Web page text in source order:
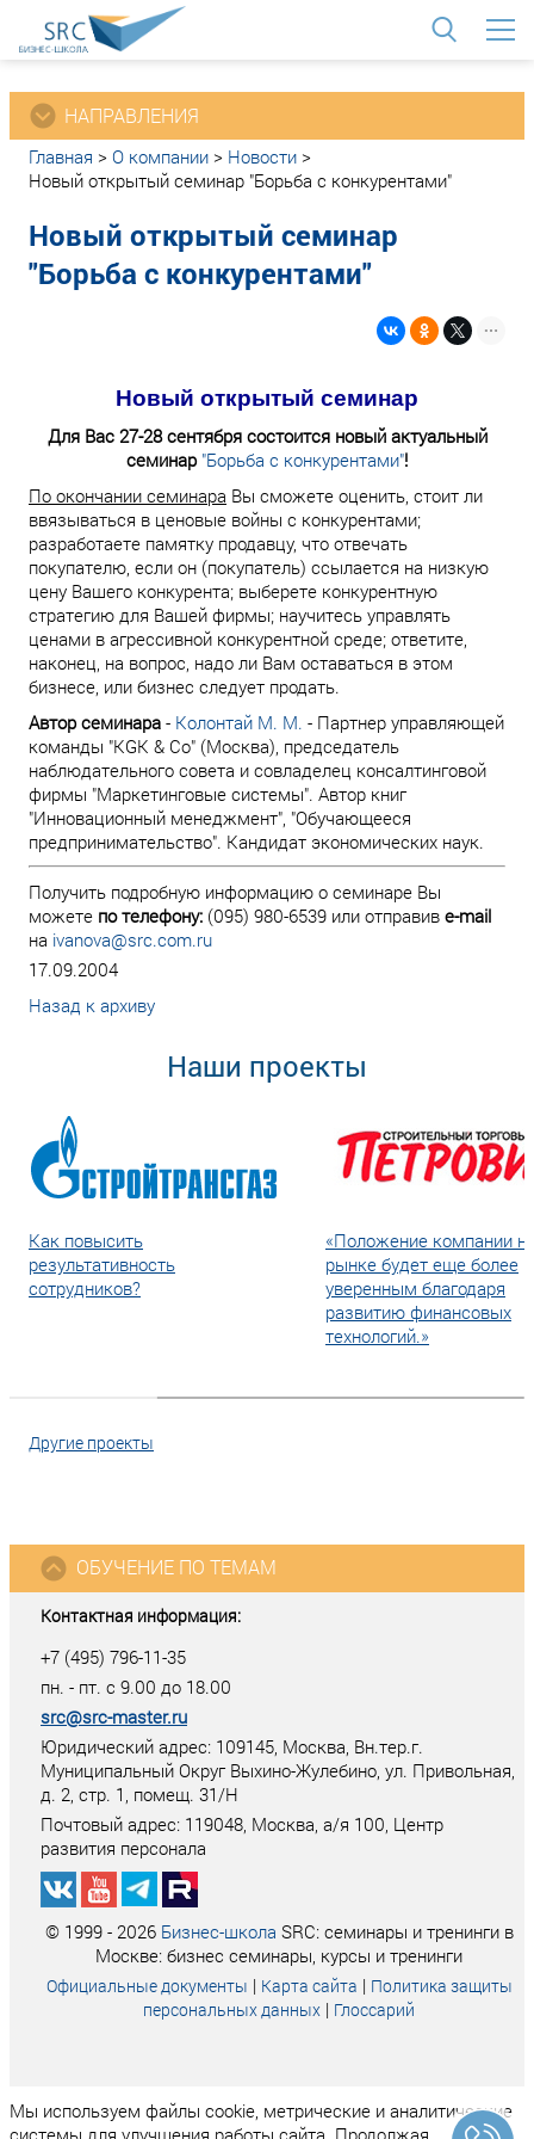
НАПРАВЛЕНИЯ
Главная > О компании > Новости >
Новый открытый семинар "Борьба с конкурентами"
Новый открытый семинар
"Борьба с конкурентами"
Новый открытый семинар
Для Вас 27-28 сентября состоится новый актуальный
семинар "Борьба с конкурентами"!
По окончании семинара Вы сможете оценить, стоит ли
ввязываться в ценовые войны с конкурентами;
разработаете памятку продавцу, что отвечать
покупателю, если он (покупатель) ссылается на низкую
цену Вашего конкурента; выберете конкурентную
стратегию для Вашей фирмы; научитесь управлять
ценами в агрессивной конкурентной среде; ответите,
наконец, на вопрос, надо ли Вам оставаться в этом
бизнесе, или бизнес следует продать.
Автор семинара - Колонтай М. М. - Партнер управляющей
команды "KGK & Co" (Москва), председатель
наблюдательного совета и совладелец консалтинговой
фирмы "Маркетинговые системы". Автор книг
"Инновационный менеджмент", "Обучающееся
предпринимательство". Кандидат экономических наук.
Получить подробную информацию о семинаре Вы
можете по телефону: (095) 980-6539 или отправив e-mail
на ivanova@src.com.ru
17.09.2004
Назад к архиву
Наши проекты
Как повысить
результативность
сотрудников?
«Положение компании
рынке будет еще более
уверенным благодаря
развитию финансовых
технологий.»
Другие проекты
Контактная информация:
+7 (495) 796-11-35
пн. - пт. с 9.00 до 18.00
src@src-master.ru
Юридический адрес: 109145, Москва, Вн.тер.г.
Муниципальный Округ Выхино-Жулебино, ул. Привольная,
д. 2, стр. 1, помещ. 31/Н
Почтовый адрес: 119048, Москва, а/я 100, Центр
развития персонала
ОБУЧЕНИЕ ПО ТЕМАМ
© 1999 - 2026 Бизнес-школа SRC: семинары и тренинги в
Москве: бизнес семинары, курсы и тренинги
Официальные документы | Карта сайта | Политика защиты
персональных данных | Глоссарий
Мы используем файлы cookie, метрические и аналитические
системы для улучшения работы сайта. Продолжая